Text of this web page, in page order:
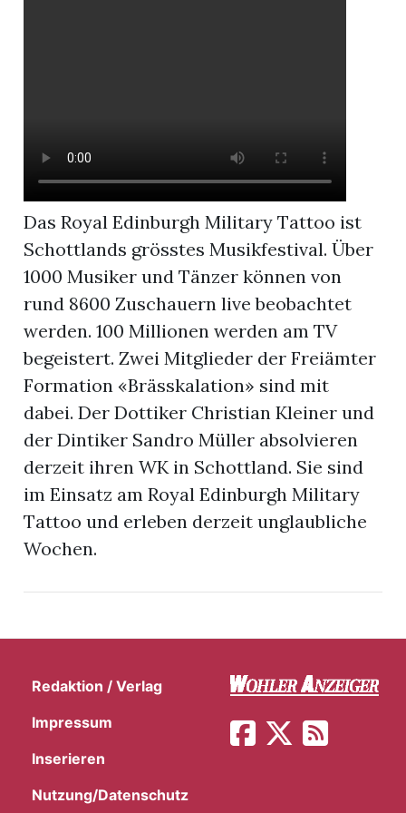
Das Royal Edinburgh Military Tattoo ist
Schottlands grösstes Musikfestival. Über
1000 Musiker und Tänzer können von
rund 8600 Zuschauern live beobachtet
werden. 100 Millionen werden am TV
begeistert. Zwei Mitglieder der Freiämter
Formation «Brässkalation» sind mit
dabei. Der Dottiker Christian Kleiner und
der Dintiker Sandro Müller absolvieren
derzeit ihren WK in Schottland. Sie sind
im Einsatz am Royal Edinburgh Military
Tattoo und erleben derzeit unglaubliche
Wochen.
Redaktion / Verlag
Impressum
Inserieren
Nutzung/Datenschutz